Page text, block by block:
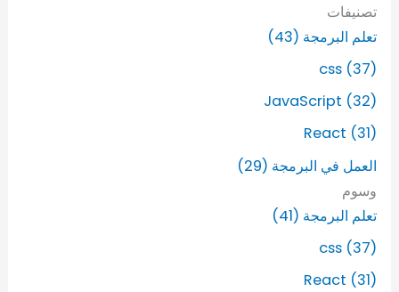
:
تصنيفات
تعلم البرمجة (43)
css (37)
JavaScript (32)
React (31)
العمل في البرمجة (29)
وسوم
تعلم البرمجة (41)
css (37)
React (31)